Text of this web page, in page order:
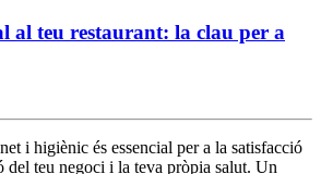
al teu restaurant: la clau per a
i higiènic és essencial per a la satisfacció
del teu negoci i la teva pròpia salut. Un